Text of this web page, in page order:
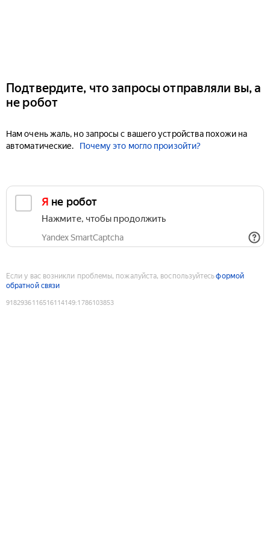
Подтвердите, что запросы отправляли вы, а
не робот
Нам очень жаль, но запросы с вашего устройства похожи на
автоматические.
Почему это могло произойти?
Я не робот
Нажмите, чтобы продолжить
Yandex SmartCaptcha
Если у вас возникли проблемы, пожалуйста, воспользуйтесьформой
обратной связи
9182936116516114149:1786103853